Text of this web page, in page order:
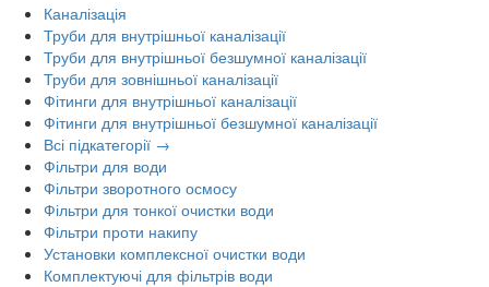
Каналізація
Труби для внутрішньої каналізації
Труби для внутрішньої безшумної каналізації
Труби для зовнішньої каналізації
Фітинги для внутрішньої каналізації
Фітинги для внутрішньої безшумної каналізації
Всі підкатегорії →
Фільтри для води
Фільтри зворотного осмосу
Фільтри для тонкої очистки води
Фільтри проти накипу
Установки комплексної очистки води
Комплектуючі для фільтрів води